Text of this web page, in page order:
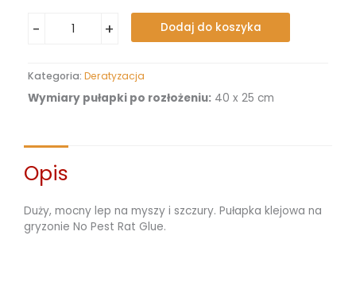
-
No
Pest
+ Dodaj do koszyka
Kategoria: Deratyzacja
Wymiary pułapki po rozłożeniu: 40 x 25 cm
Opis
Duży, mocny lep na myszy i szczury. Pułapka klejowa na
gryzonie No Pest Rat Glue.